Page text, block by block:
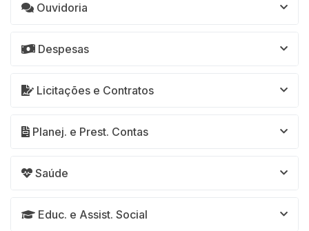
Ouvidoria
Despesas
Licitações e Contratos
Planej. e Prest. Contas
Saúde
Educ. e Assist. Social